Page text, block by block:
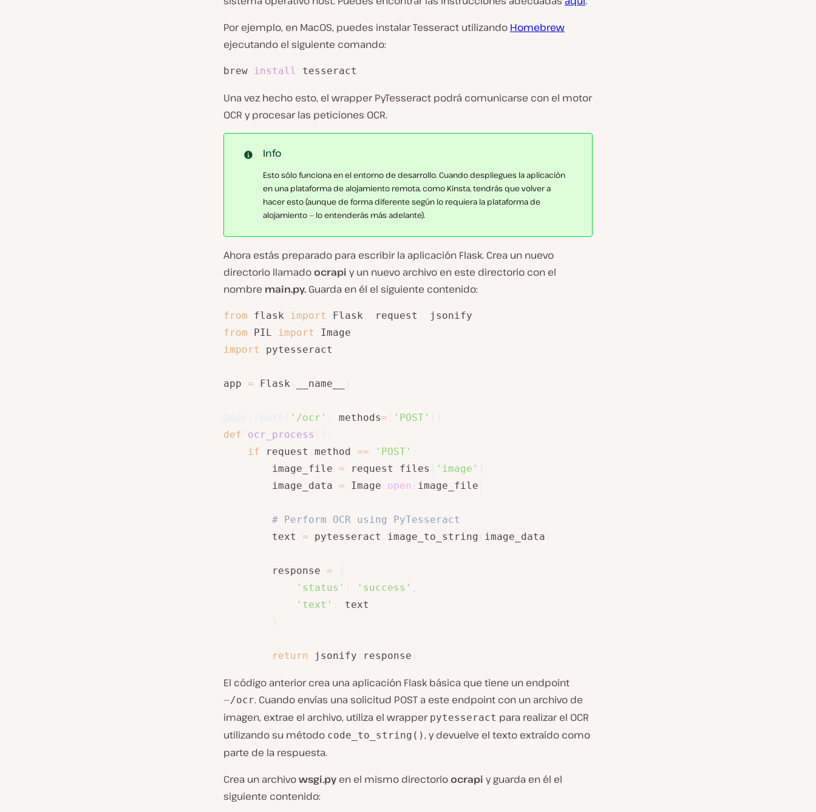
Por ejemplo, en MacOS, puedes instalar Tesseract utilizando Homebrew
ejecutando el siguiente comando:
brew install tesseract
Una vez hecho esto, el wrapper PyTesseract podrá comunicarse con el motor
OCR y procesar las peticiones OCR.
Info
Esto sólo funciona en el entorno de desarrollo. Cuando despliegues la aplicación
en una plataforma de alojamiento remota, como Kinsta, tendrás que volver a
hacer esto (aunque de forma diferente según lo requiera la plataforma de
alojamiento — lo entenderás más adelante).
Ahora estás preparado para escribir la aplicación Flask. Crea un nuevo
directorio llamado ocrapi y un nuevo archivo en este directorio con el
nombre main.py. Guarda en él el siguiente contenido:
from flask import Flask request
from PIL import
import
pytesseract
app = Flask __name__
'/ocr' methods= 'POST'
def
ocr_process
if request method == 'POST'
        image_file
= request files 'image'
        image_data
= Image open image_file
# Perform OCR using PyTesseract
        text
= pytesseract image_to_string image_data
        response
=
'status'
'success'
'text'
text
return jsonify response
El código anterior crea una aplicación Flask básica que tiene un endpoint
—/ocr. Cuando envías una solicitud POST a este endpoint con un archivo de
imagen, extrae el archivo, utiliza el wrapper pytesseract para realizar el OCR
utilizando su método code_to_string(), y devuelve el texto extraído como
parte de la respuesta.
Crea un archivowsgi.py en el mismo directorio ocrapi y guarda en él el
siguiente contenido: